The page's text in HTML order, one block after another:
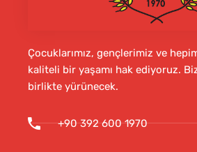
Çocuklarımız, gençlerimiz ve
kaliteli bir yaşamı hak ediyoruz.
birlikte yürünecek.
+90 392 600 1970